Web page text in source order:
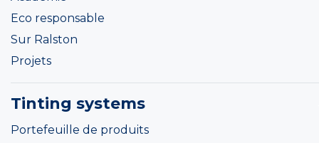
Eco responsable
Sur Ralston
Projets
Tinting systems
Portefeuille de produits